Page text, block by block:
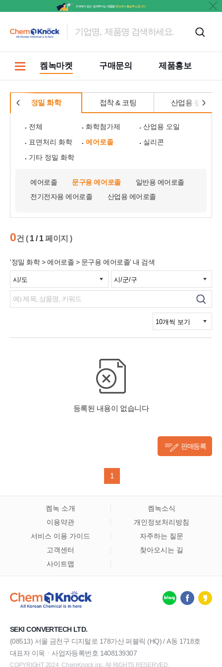
켐녹마켓 구매문의 제품홍보
정밀 화학 접착 & 코팅 산업용 필름
전체 화학첨가제
산업용 오일
표면처리 화학
에어로졸
실리콘
기타 정밀 화학
에어로졸 문구용 에어로졸
일반용 에어로졸
전기전자용 에어로졸
산업용 에어로졸
0건 ( 1 / 1페이지 )
'정밀 화학 > 에어로졸 > 문구용 에어로졸' 내 검색
판매등록
1
켐녹 소개
켐녹소식
이용약관
개인정보처리방침
서비스 이용 가이드
자주하는 질문
고객센터
찾아오시는 길
사이트맵
SEKI CONVERTECH LTD.
(08513) 서울 금천구 디지털로 178가산 퍼블릭 (HQ) / A동 1718호
대표자 이욱ㆍ사업자등록번호 1408139307
COPYRIGHT 2024. ChemKnock inc. All RIGHTS RESERVED.